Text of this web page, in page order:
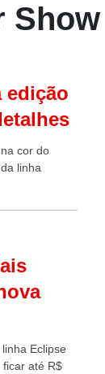
Show
edição
cor do
linha
Eclipse
até R$